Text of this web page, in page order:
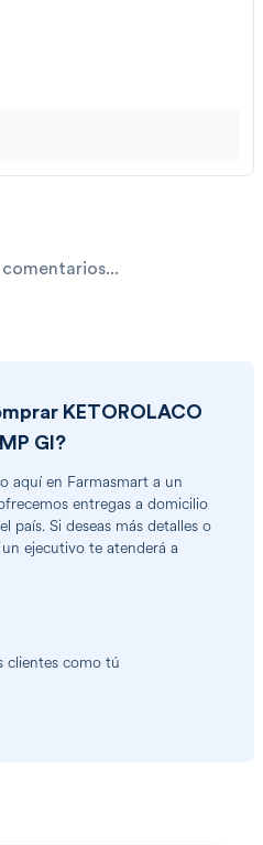
KETOROLACO
GI ?
aquí en Farmasmart a un
entregas a domicilio
país. Si deseas más detalles o
ejecutivo te atenderá a
clientes como tú